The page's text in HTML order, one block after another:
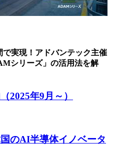
実現！アドバンテック主催
シリーズ」の活用法を解
2025年9月～）
のAI半導体イノベータ